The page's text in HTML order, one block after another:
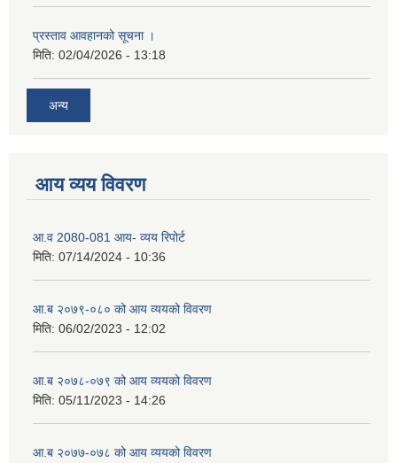
प्रस्ताव आवहानको सूचना ।
मिति: 02/04/2026 - 13:18
अन्य
आय व्यय विवरण
आ.व 2080-081 आय- व्यय रिपोर्ट
मिति: 07/14/2024 - 10:36
आ.ब २०७९-०८० को आय व्ययको विवरण
मिति: 06/02/2023 - 12:02
आ.ब २०७८-०७९ को आय व्ययको विवरण
मिति: 05/11/2023 - 14:26
आ.ब २०७७-०७८ को आय व्ययको विवरण